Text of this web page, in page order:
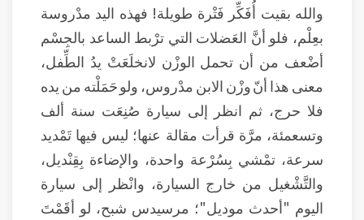
والله بقيت أُفَكِّر فَتْرة طويلة! فهذه اليد مدْروسة
بعِلْم، فلو أنَّ العَضلات التي ترْبط الساعد بالجِسْم
أضْعف من أن تحمل الوزْن لانخلَعَتْ يدُ الطِّفل،
معنى هذا أنّ وزْن الابن مدْروس، ولو حَمَلْته من يده
فلا حرج، ثم انظر إلى سيارة صُنِعَت سنة ألف
وتسعمئة، مرَّة قرأت مقالة عنها؛ ليس فيها تَمْديد
سرعة، تمْشي بِسُرْعة واحدة، والإضاءة بِقِنْديل،
والتَّشْغيل من خارج السيارة، وانْظر إلى سيارة
اليوم "أحدث موديل"؛ مرسيدس شبح، لو أقَمْتَ